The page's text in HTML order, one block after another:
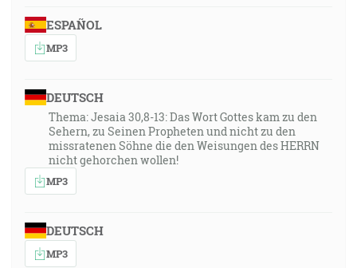
ESPAÑOL
MP3
DEUTSCH
Thema: Jesaia 30,8-13: Das Wort Gottes kam zu den
Sehern, zu Seinen Propheten und nicht zu den
missratenen Söhne die den Weisungen des HERRN
nicht gehorchen wollen!
MP3
DEUTSCH
MP3